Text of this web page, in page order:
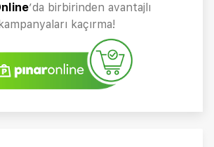
’da birbirinden avantajlı
kaçırma!